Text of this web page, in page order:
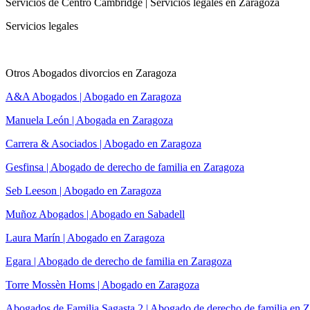
Servicios legales
Otros Abogados divorcios en Zaragoza
A&A Abogados | Abogado en Zaragoza
Manuela León | Abogada en Zaragoza
Carrera & Asociados | Abogado en Zaragoza
Gesfinsa | Abogado de derecho de familia en Zaragoza
Seb Leeson | Abogado en Zaragoza
Muñoz Abogados | Abogado en Sabadell
Laura Marín | Abogado en Zaragoza
Egara | Abogado de derecho de familia en Zaragoza
Torre Mossèn Homs | Abogado en Zaragoza